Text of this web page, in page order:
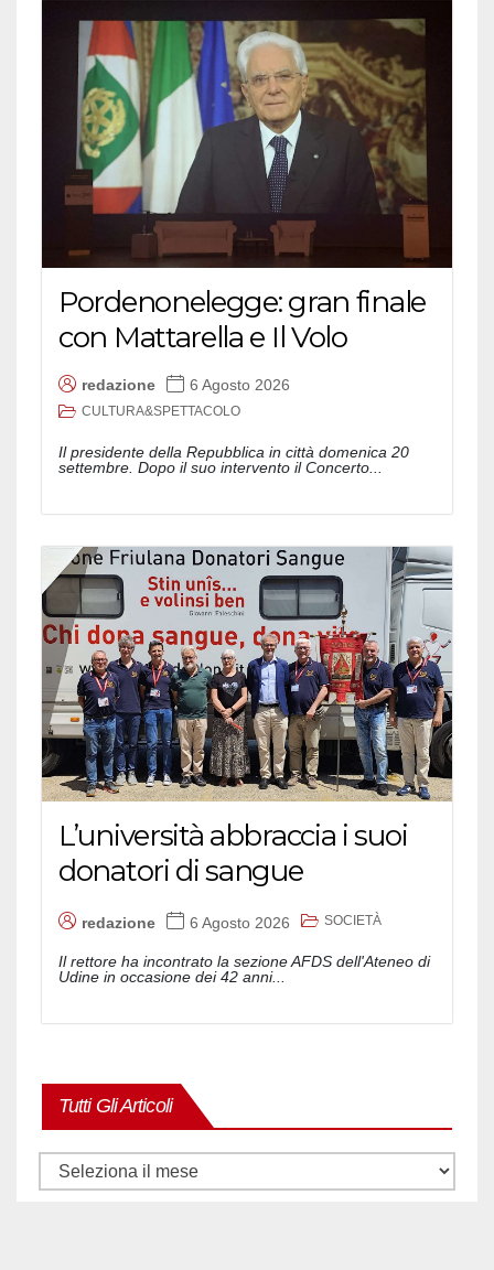
Pordenonelegge: gran finale
con Mattarella e Il Volo
redazione 6 Agosto 2026
CULTURA&SPETTACOLO
Il presidente della Repubblica in città domenica 20
settembre. Dopo il suo intervento il Concerto...
L’università abbraccia i suoi
donatori di sangue
redazione 6 Agosto 2026 SOCIETÀ
Il rettore ha incontrato la sezione AFDS dell'Ateneo di
Udine in occasione dei 42 anni...
Tutti Gli Articoli
Tutti